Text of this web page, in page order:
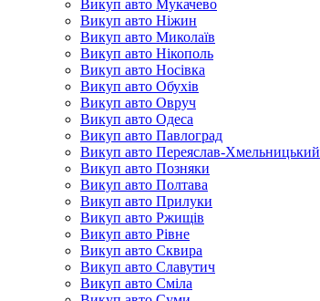
Викуп авто Мукачево
Викуп авто Ніжин
Викуп авто Миколаїв
Викуп авто Нікополь
Викуп авто Носівка
Викуп авто Обухів
Викуп авто Овруч
Викуп авто Одеса
Викуп авто Павлоград
Викуп авто Переяслав-Хмельницький
Викуп авто Позняки
Викуп авто Полтава
Викуп авто Прилуки
Викуп авто Ржищів
Викуп авто Рівне
Викуп авто Сквира
Викуп авто Славутич
Викуп авто Сміла